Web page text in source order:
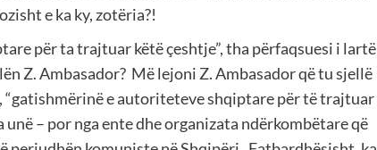
e ka ky, zotëria?!
për ta trajtuar këtë çeshtje”, tha përfaqsuesi i lartë
Z. Ambasador? Më lejoni Z. Ambasador që tu sjellë
“gatishmërinë e autoriteteve shqiptare për të trajtuar
– por nga ente dhe organizata ndërkombëtare që